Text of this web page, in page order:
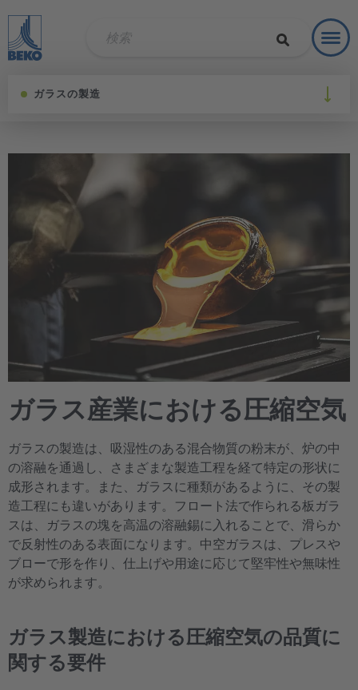
ソリ
ガラスの製造
ガラス産業における圧縮空気
ガラスの製造は、吸湿性のある混合物質の粉末が、炉の中
の溶融を通過し、さまざまな製造工程を経て特定の形状に
成形されます。また、ガラスに種類があるように、その製
造工程にも違いがあります。フロート法で作られる板ガラ
スは、ガラスの塊を高温の溶融錫に入れることで、滑らか
で反射性のある表面になります。中空ガラスは、プレスや
ブローで形を作り、仕上げや用途に応じて堅牢性や無味性
が求められます。
ガラス製造における圧縮空気の品質に
関する要件